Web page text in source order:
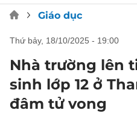
Giáo dục
thứ bảy, 18/10/2025 - 19:00
Nhà trường lên
sinh lớp 12 ở
đâm tử vong